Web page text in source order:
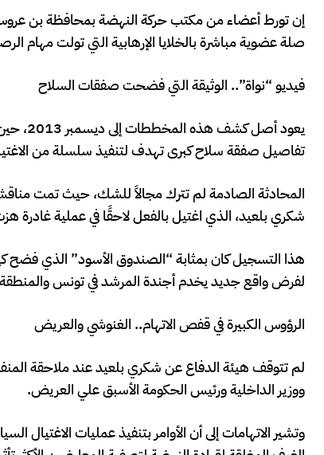
إن تورط أعضاء من مكتب حركة النهضة بمحافظة بن
صلة عضوية مباشرة بالخلايا الإرهابية التي تولت مهام
فيديو “نواة”.. الوثيقة التي فضحت صفقات السلاح
يعود
تفاصيل صفقة سلاح كبرى تهدف لتنفيذ سلسلة من
المحادثة الصادمة لم تترك مجالاً للشك، حيث تمت
شكري بلعيد، الذي اغتيل بالفعل لاحقًا في عملية غادرة
هذا التسجيل كان بمثابة “الصندوق الأسود” الذي
لفرض واقع جديد يخدم أجندة المرشد في تونس
الرؤوس الكبيرة في قفص الاتهام.. الغنوشي والعريض
لم تتوقف هيئة الدفاع عن شكري بلعيد عند ملاحقة
ووزير الداخلية ورئيس الحكومة الأسبق علي العريض.
وتشير الاتهامات إلى أن الأوامر بتنفيذ عمليات